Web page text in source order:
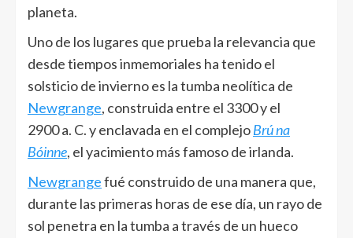
planeta.
Uno de los lugares que prueba la relevancia que
desde tiempos inmemoriales ha tenido el
solsticio de invierno es la tumba neolítica de
Newgrange, construida entre el 3300 y el
2900 a. C. y enclavada en el complejoBrú na
Bóinne, el yacimiento más famoso de irlanda.
Newgrangefué construido de una manera que,
durante las primeras horas de ese día, un rayo de
sol penetra en la tumba a través de un hueco